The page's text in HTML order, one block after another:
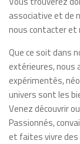
associative et de
nous contacter et
Que ce soit dans
extérieures, nous
expérimentés,
univers sont les
Venez découvrir
Passionnés,
et faites vivre des